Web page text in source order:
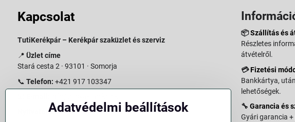
Kapcsolat
TutiKerékpár – Kerékpár szaküzlet és szerviz
📍 Üzlet címe
Stará cesta 2 · 93101 · Somorja
📞 Telefon: +421 917 103347
Nyitvatartás:
📦Szállítás és
Részletes
átvételről.
💳Fizetési
Bankkártya,
lehetőségek.
🔧 Garancia és
Gyári garancia
Adatvédelmi beállítások